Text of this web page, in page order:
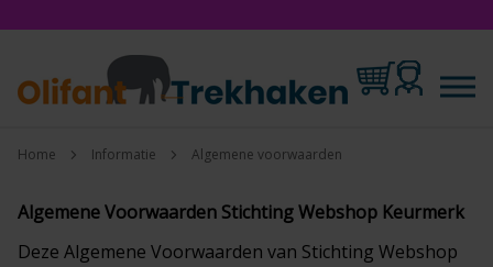
Home Informatie Algemene voorwaarden
Algemene Voorwaarden Stichting Webshop Keurmerk
Deze Algemene Voorwaarden van Stichting Webshop